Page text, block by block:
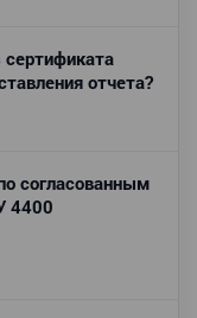
отчета?
согласованным
4400